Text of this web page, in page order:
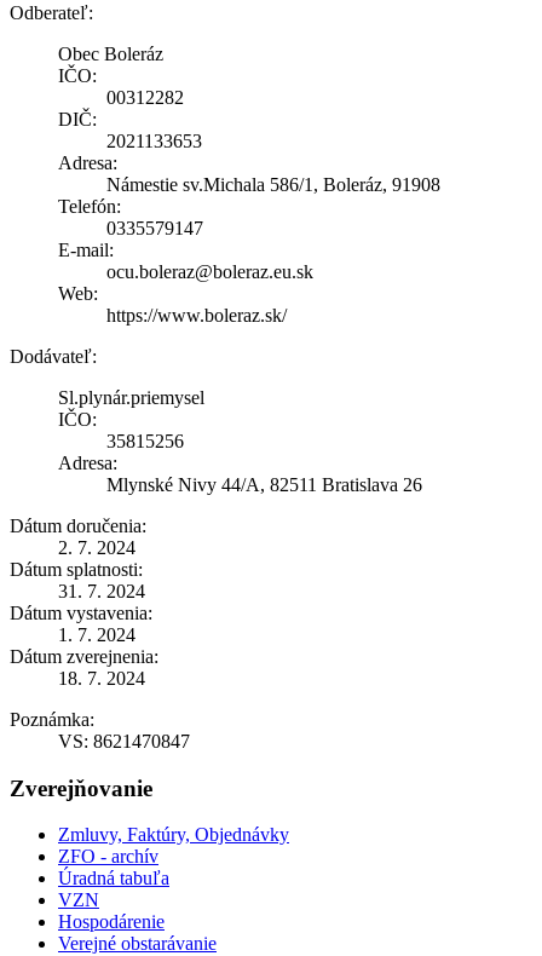
Odberateľ:
Obec Boleráz
IČO:
00312282
DIČ:
2021133653
Adresa:
Námestie sv.Michala 586/1, Boleráz, 91908
Telefón:
0335579147
E-mail:
ocu.boleraz@boleraz.eu.sk
Web:
https://www.boleraz.sk/
Dodávateľ:
Sl.plynár.priemysel
IČO:
35815256
Adresa:
Mlynské Nivy 44/A, 82511 Bratislava 26
Dátum doručenia:
2. 7. 2024
Dátum splatnosti:
31. 7. 2024
Dátum vystavenia:
1. 7. 2024
Dátum zverejnenia:
18. 7. 2024
Poznámka:
VS: 8621470847
Zverejňovanie
Zmluvy, Faktúry, Objednávky
ZFO - archív
Úradná tabuľa
VZN
Hospodárenie
Verejné obstarávanie